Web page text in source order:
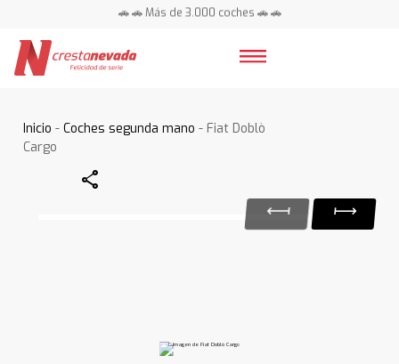
🚗 🚗 Más de 3.000 coches 🚗 🚗
Inicio -Coches segunda mano - Fiat Doblò
Cargo
Share